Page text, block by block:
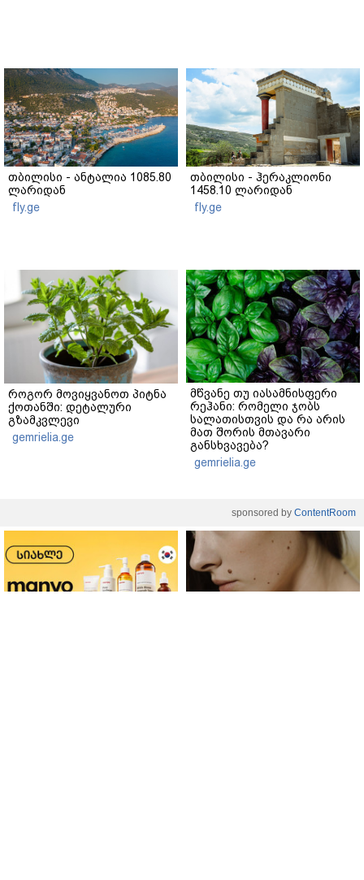
თბილისი - ანტალია 1085.80
ლარიდან
fly.ge
თბილისი - ჰერაკლიონი
1458.10 ლარიდან
fly.ge
როგორ მოვიყვანოთ პიტნა
ქოთანში: დეტალური
გზამკვლევი
gemrielia.ge
მწვანე თუ იასამნისფერი
რეჰანი: რომელი ჯობს
სალათისთვის და რა არის
მათ შორის მთავარი
განსხვავება?
gemrielia.ge
sponsored by ContentRoom